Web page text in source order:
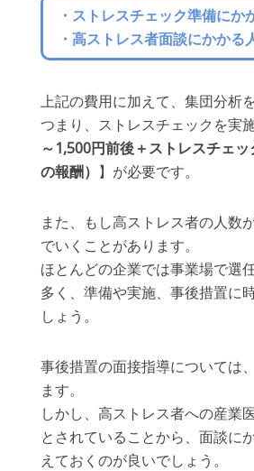
・ストレスチェック準備にか
・高ストレス者面談にかかる
上記の費用に加えて、集団分析
つまり、ストレスチェックを実
～1,500円前後＋ストレスチェ
の報酬） 】が必要です。
また、もし高ストレス者の人数
でいくことがあります。
ほとんどの企業では事業場で選
多く、準備や実施、事後措置に
しょう。
事後措置の面接指導については
ます。
しかし、高ストレス者への産業
とされていることから、面談に
えておくのが良いでしょう。